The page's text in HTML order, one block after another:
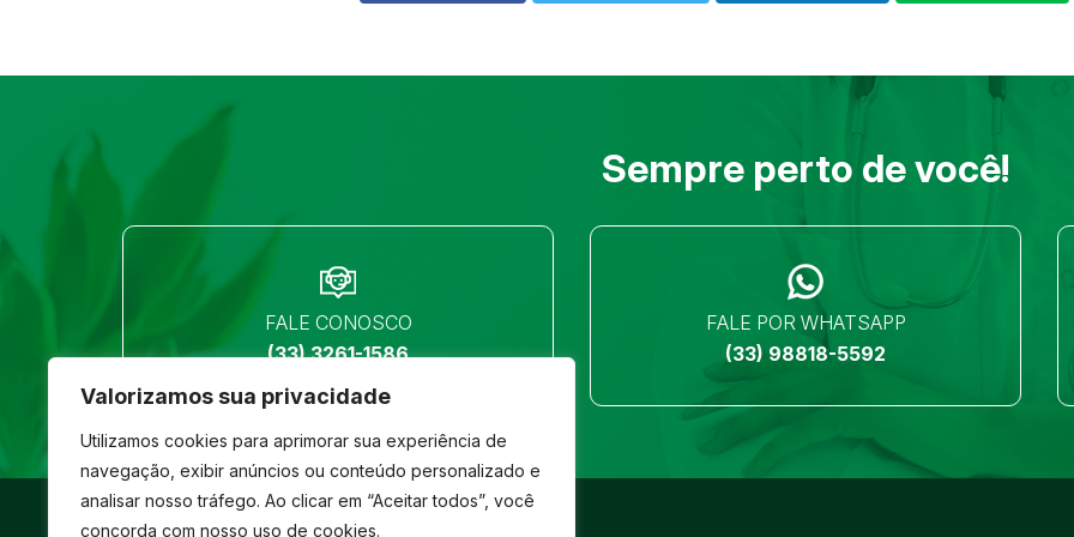
Valorizamos sua privacidade
Utilizamos cookies para aprimorar sua experiência de
navegação, exibir anúncios ou conteúdo personalizado e
analisar nosso tráfego. Ao clicar em “Aceitar todos”, você
concorda com nosso uso de cookies.
Sempre perto de você!
FALE CONOSCO
(33) 3261-1586
FALE POR WHATSAPP
(33) 98818-5592
© São José- Todos os direitos reservados